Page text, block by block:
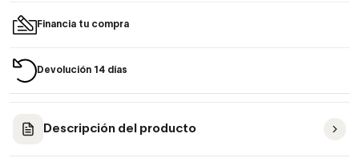
Financia tu compra
Devolución 14 días
Descripción del producto